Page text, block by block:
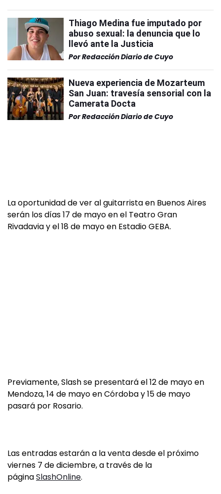
Thiago Medina fue imputado por
abuso sexual: la denuncia que lo
llevó ante la Justicia
PorRedacción Diario de Cuyo
Nueva experiencia de Mozarteum
San Juan: travesía sensorial con la
Camerata Docta
PorRedacción Diario de Cuyo
La oportunidad de ver al guitarrista en Buenos Aires
serán los días 17 de mayo en el Teatro Gran
Rivadavia y el 18 de mayo en Estadio GEBA.
Previamente, Slash se presentará el 12 de mayo en
Mendoza, 14 de mayo en Córdoba y 15 de mayo
pasará por Rosario.
Las entradas estarán a la venta desde el próximo
viernes 7 de diciembre, a través de la
páginaSlashOnline.